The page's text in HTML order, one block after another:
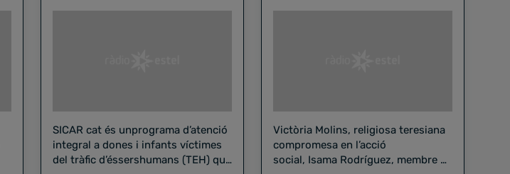
SICAR cat és unprograma d’atenció
integral a dones i infants víctimes
del tràfic d’éssershumans (TEH) que
Victòria Molins, religiosa teresiana
compromesa en l’acció
social, Isama Rodríguez, membre de